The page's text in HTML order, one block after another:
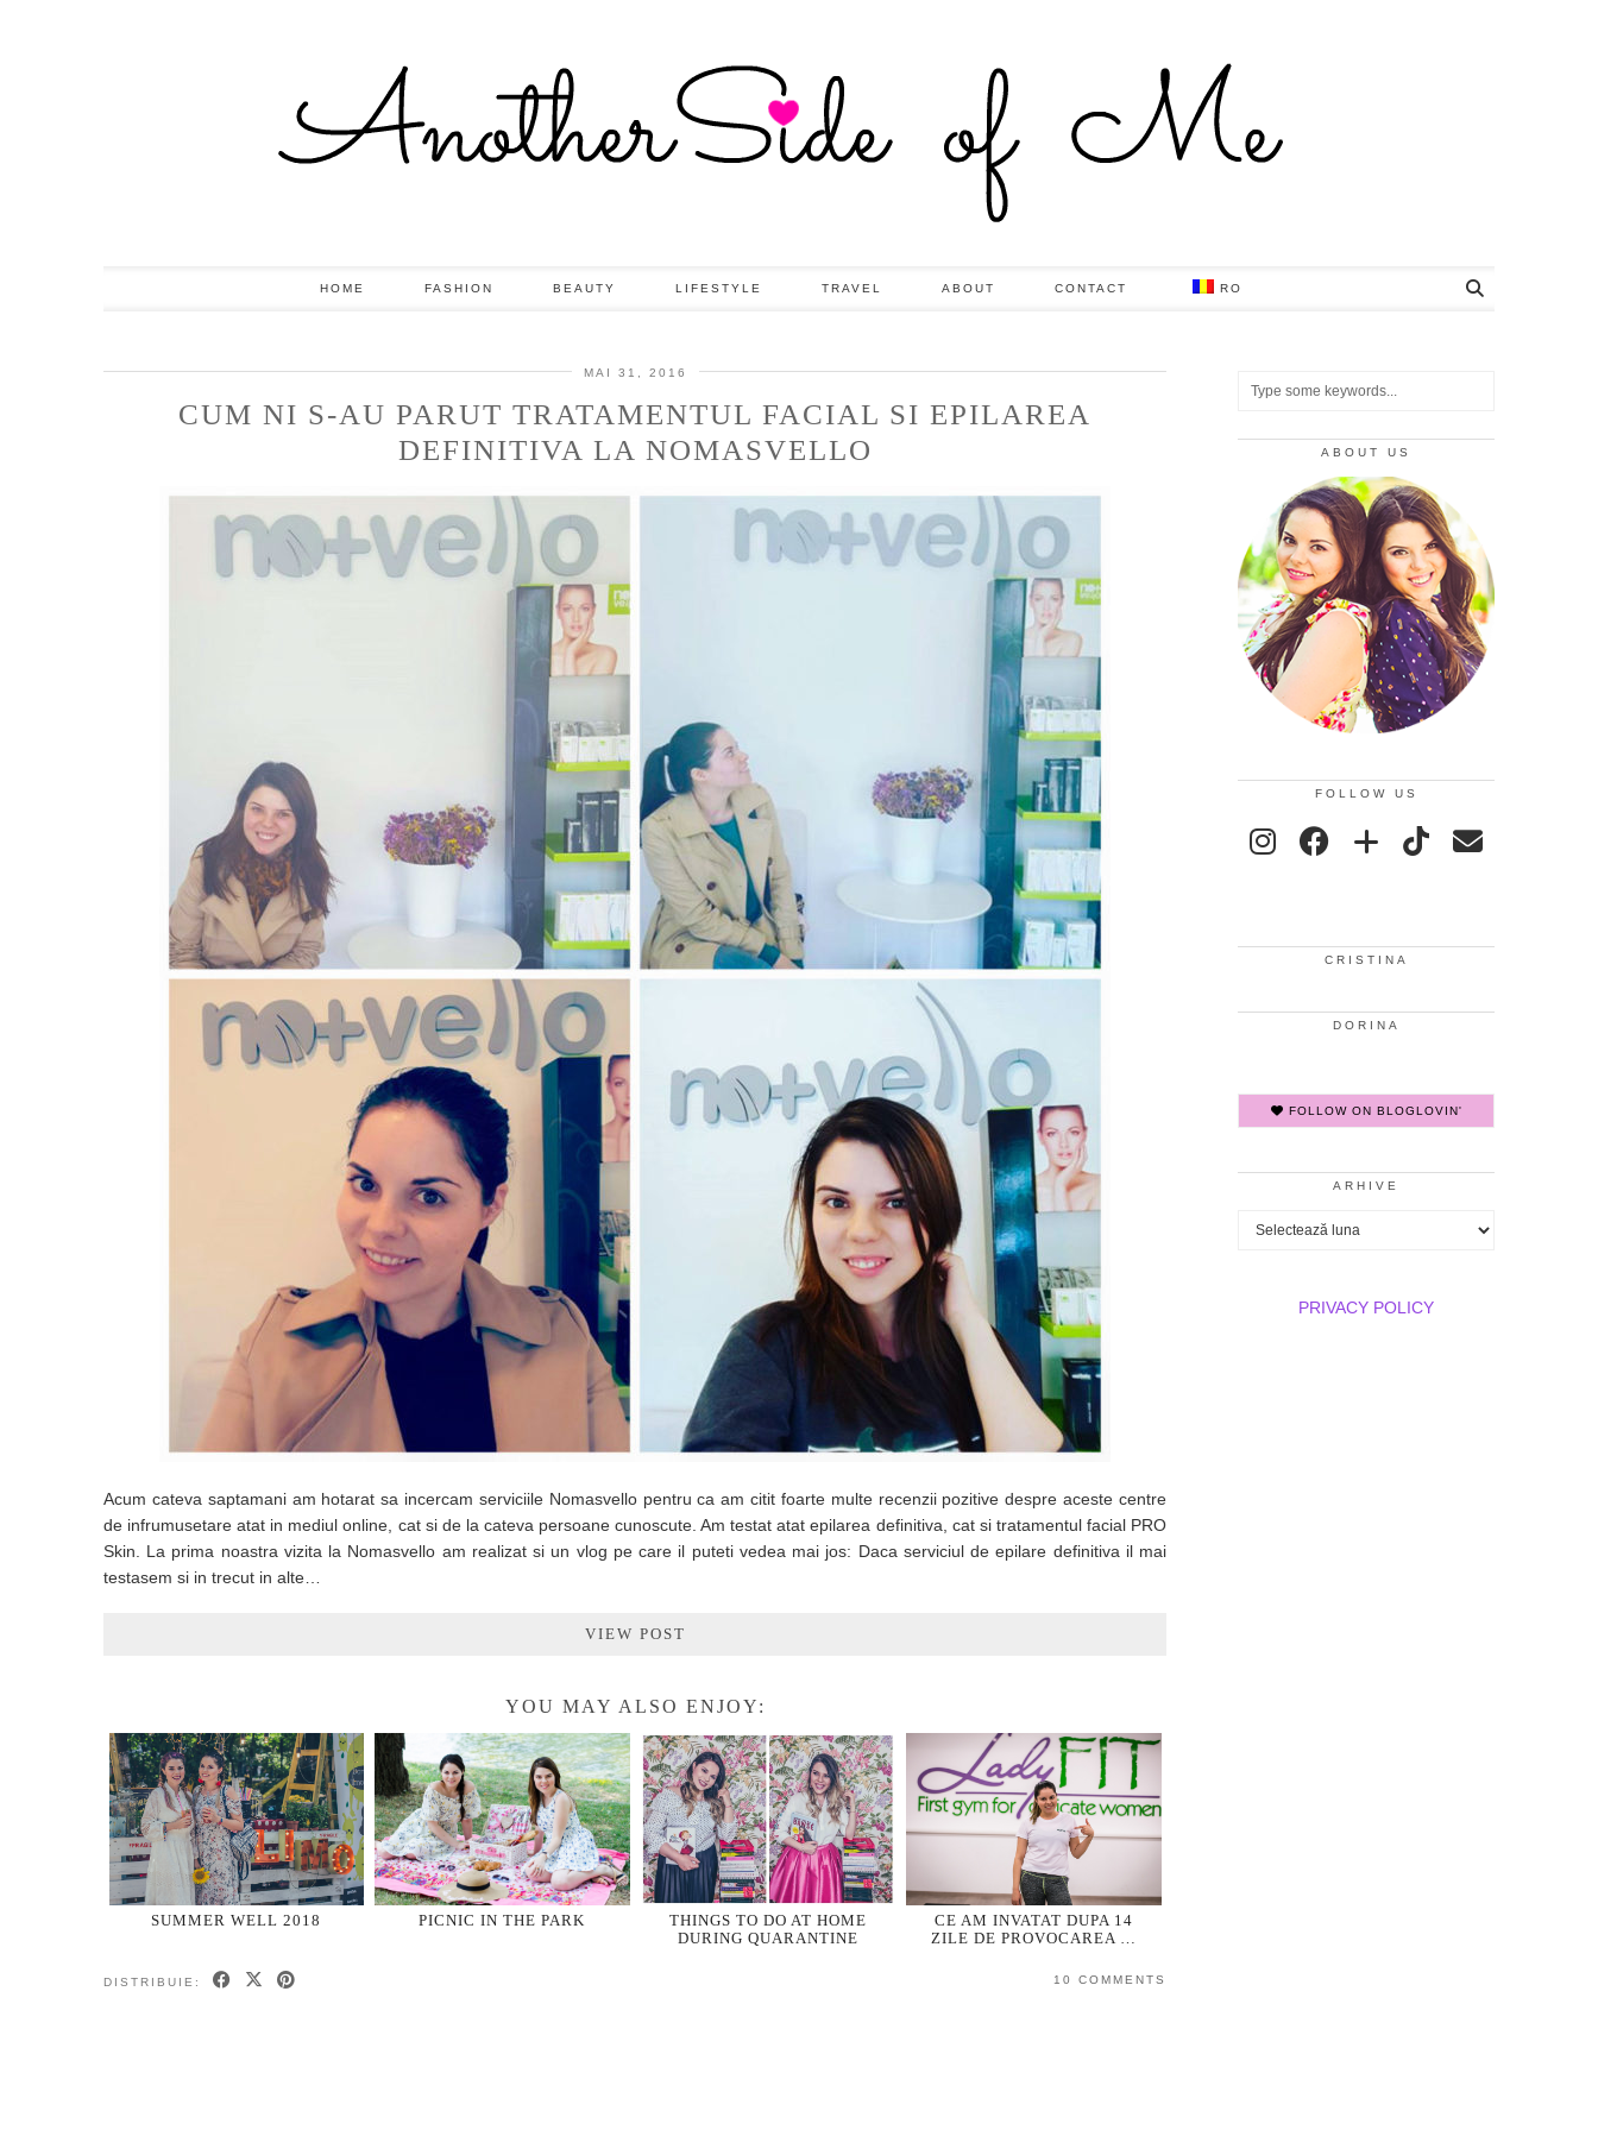
HOME FASHION BEAUTY LIFESTYLE TRAVEL ABOUT CONTACT RO
MAI 31, 2016
CUM NI S-AU PARUT TRATAMENTUL FACIAL SI EPILAREA
DEFINITIVA LA NOMASVELLO
Acum cateva saptamani am hotarat sa incercam serviciile Nomasvello pentru ca am citit foarte multe recenzii pozitive despre aceste centre
de infrumusetare atat in mediul online, cat si de la cateva persoane cunoscute. Am testat atat epilarea definitiva, cat si tratamentul facial PRO
Skin. La prima noastra vizita la Nomasvello am realizat si un vlog pe care il puteti vedea mai jos: Daca serviciul de epilare definitiva il mai
testasem si in trecut in alte…
VIEW POST
YOU MAY ALSO ENJOY:
SUMMER WELL 2018 PICNIC IN THE PARK
THINGS TO DO AT HOME
DURING QUARANTINE
CE AM INVATAT DUPA 14
ZILE DE PROVOCAREA …
DISTRIBUIE: 10 COMMENTS
ABOUT US
FOLLOW US
CRISTINA
DORINA
FOLLOW ON BLOGLOVIN'
ARHIVE
Arhive
PRIVACY POLICY